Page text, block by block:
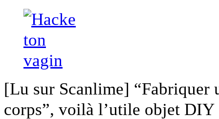
[Lu sur Scanlime] “Fabriquer
corps”, voilà l’utile objet